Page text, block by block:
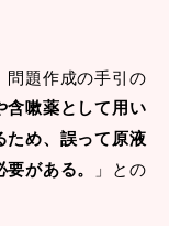
問題作成の手引の
含嗽薬として用い
ため、誤って原液
がある。
」との